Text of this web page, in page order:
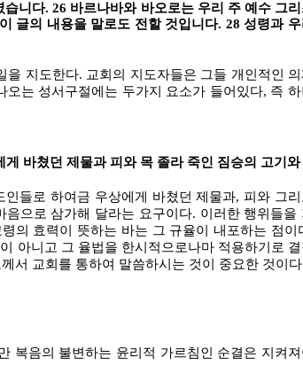
니다. 26 바르나바와 바오로는 우리 주 예수 그
글의 내용을 말로도 전할 것입니다. 28 성령과 우
지도한다. 교회의 지도자들은 그들 개인적인 의
는 성서구절에는 두가지 요소가 들어있다, 즉
바쳤던 제물과 피와 목 졸라 죽인 짐승의 고기와
들로 하여금 우상에게 바쳤던 제물과, 피와 그리
으로 삼가해 달라는 요구이다. 이러한 행위들을
의 효력이 뜻하는 바는 그 규율이 내포하는 점이
아니고 그 율법을 한시적으로나마 적용하기로 결
서 교회를 통하여 말씀하시는 것이 중요한 것이
복음의 불변하는 윤리적 가르침인 순결은 지켜